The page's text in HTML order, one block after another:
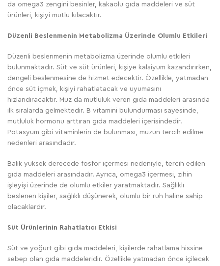
da omega3 zengini besinler, kakaolu gıda maddeleri ve süt
ürünleri, kişiyi mutlu kılacaktır.
Düzenli Beslenmenin Metabolizma Üzerinde Olumlu Etkileri
Düzenli beslenmenin metabolizma üzerinde olumlu etkileri
bulunmaktadır. Süt ve süt ürünleri, kişiye kalsiyum kazandırırken,
dengeli beslenmesine de hizmet edecektir. Özellikle, yatmadan
önce süt içmek, kişiyi rahatlatacak ve uyumasını
hızlandıracaktır. Muz da mutluluk veren gıda maddeleri arasında
ilk sıralarda gelmektedir. B vitamini bulundurması sayesinde,
mutluluk hormonu arttıran gıda maddeleri içerisindedir.
Potasyum gibi vitaminlerin de bulunması, muzun tercih edilme
nedenleri arasındadır.
Balık yüksek derecede fosfor içermesi nedeniyle, tercih edilen
gıda maddeleri arasındadır. Ayrıca, omega3 içermesi, zihin
işleyişi üzerinde de olumlu etkiler yaratmaktadır. Sağlıklı
beslenen kişiler, sağlıklı düşünerek, olumlu bir ruh haline sahip
olacaklardır.
Süt Ürünlerinin Rahatlatıcı Etkisi
Süt ve yoğurt gibi gıda maddeleri, kişilerde rahatlama hissine
sebep olan gıda maddeleridir. Özellikle yatmadan önce içilecek